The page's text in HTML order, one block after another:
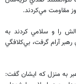
مقاومت مي‌كردند.
را و سلامي كردند به
آرام گرفت، بي‌كلافگي
به منزل كه ايشان گفت: